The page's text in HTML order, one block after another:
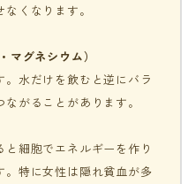
くなります。
グネシウム）
水だけを飲むと逆にバラ
がることがあります。
細胞でエネルギーを作り
。特に女性は隠れ貧血が多